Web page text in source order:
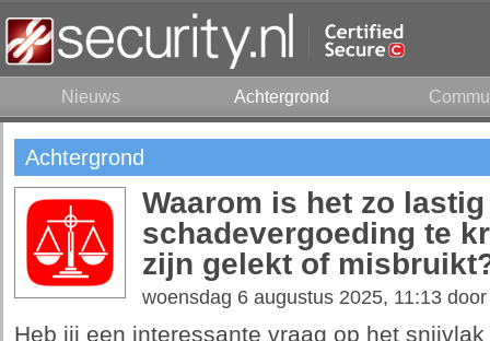
Nieuws Achtergrond
Achtergrond
Waarom is het zo
schadevergoeding te
zijn gelekt of
woensdag 6 augustus 2025, 11:13
Heb jij een interessante vraag op het